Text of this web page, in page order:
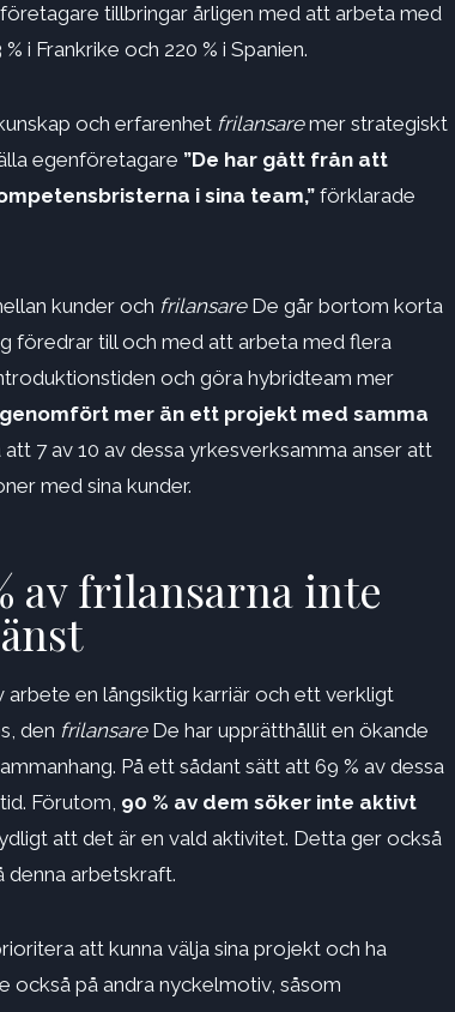
tillbringar årligen med att arbeta med
i Frankrike och 220 % i Spanien.
och erfarenhet frilansaremer strategiskt
egenföretagare ”De har gått från att
i sina team,” förklarade
kunder och frilansareDe går bortom korta
föredrar till och med att arbeta med flera
och göra hybridteam mer
mer än ett projekt med samma
7 av 10 av dessa yrkesverksamma anser att
med sina kunder.
av frilansarna inte
en långsiktig karriär och ett verkligt
den frilansareDe har upprätthållit en ökande
På ett sådant sätt att 69 % av dessa
Förutom, 90 % av dem söker inte aktivt
att det är en vald aktivitet. Detta ger också
arbetskraft.
att kunna välja sina projekt och ha
också på andra nyckelmotiv, såsom